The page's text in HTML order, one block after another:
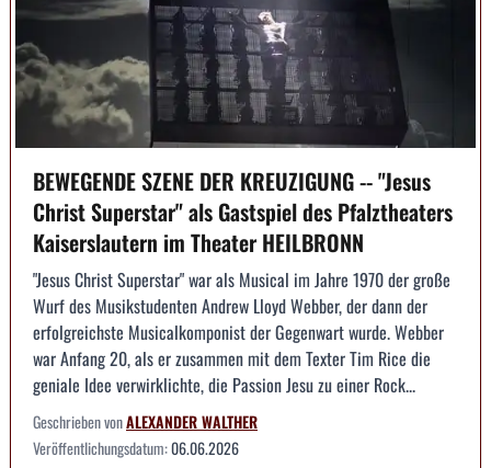
BEWEGENDE SZENE DER KREUZIGUNG -- "Jesus
Christ Superstar" als Gastspiel des Pfalztheaters
Kaiserslautern im Theater HEILBRONN
"Jesus Christ Superstar" war als Musical im Jahre 1970 der große
Wurf des Musikstudenten Andrew Lloyd Webber, der dann der
erfolgreichste Musicalkomponist der Gegenwart wurde. Webber
war Anfang 20, als er zusammen mit dem Texter Tim Rice die
geniale Idee verwirklichte, die Passion Jesu zu einer Rock...
Geschrieben vonALEXANDER WALTHER
Veröffentlichungsdatum:06.06.2026